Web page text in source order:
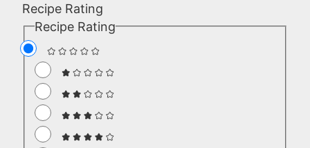
Recipe Rating
Recipe Rating